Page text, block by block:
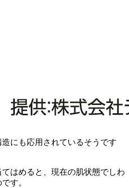
にも応用されているそうです
はめると、現在の肌状態でしわ
す。